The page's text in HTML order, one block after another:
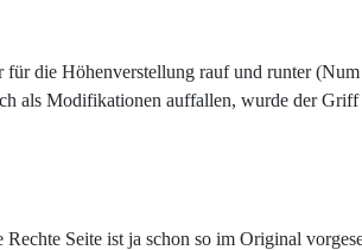
für die Höhenverstellung rauf und runter
als Modifikationen auffallen, wurde der Griff
Seite ist ja schon so im Original